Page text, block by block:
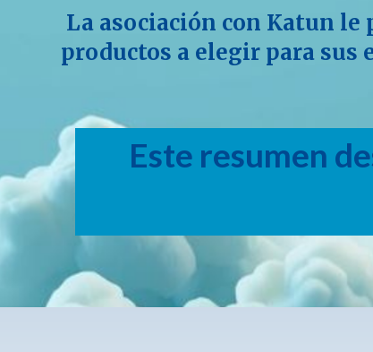
La asociación con Katun
productos a elegir para sus
Este resumen